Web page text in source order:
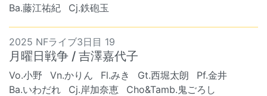
Ba.藤江祐紀
Cj.鉄砲玉
2025 NFライブ3日目 19
月曜日戦争 / 吉澤嘉代子
Vo.小野 Vn.かりん Fl.みき Gt.西堀太朗
Pf.金井
Ba.いわだれ
Cj.岸加奈恵 Cho&Tamb.鬼ごろし